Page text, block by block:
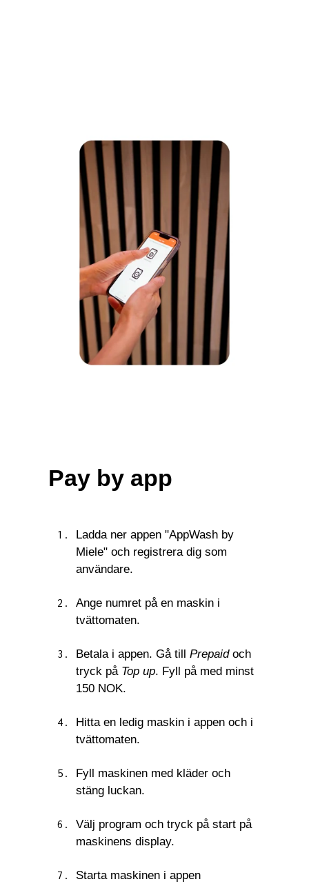
Pay by app
Ladda ner appen "AppWash by
Miele" och registrera dig som
användare.
Ange numret på en maskin i
tvättomaten.
Betala i appen. Gå till Prepaidoch
tryck på Top up. Fyll på med minst
150 NOK.
Hitta en ledig maskin i appen och i
tvättomaten.
Fyll maskinen med kläder och
stäng luckan.
Välj program och tryck på start på
maskinens display.
Starta maskinen i appen